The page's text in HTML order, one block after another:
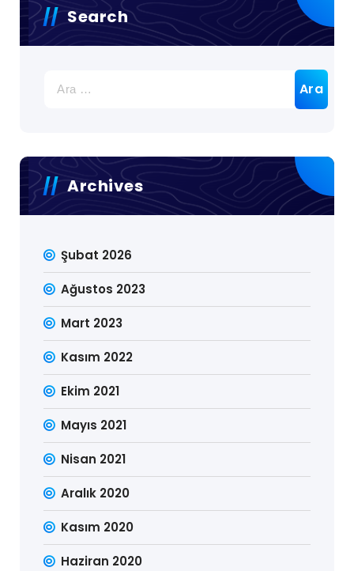
Search
Archives
Şubat 2026
Ağustos 2023
Mart 2023
Kasım 2022
Ekim 2021
Mayıs 2021
Nisan 2021
Aralık 2020
Kasım 2020
Haziran 2020